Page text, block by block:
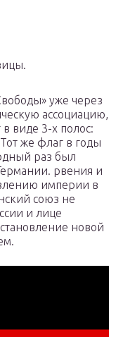
уже через
ассоциацию,
виде 3-х полос:
же флаг в годы
раз был
рвения и
империи в
союз не
и лице
новой